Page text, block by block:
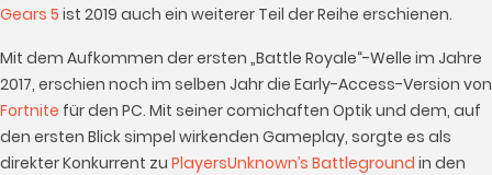
Gears 5 ist 2019 auch ein weiterer Teil der Reihe erschienen.
Mit dem Aufkommen der ersten „Battle Royale“-Welle im Jahre
2017, erschien noch im selben Jahr die Early-Access-Version von
Fortnite für den PC. Mit seiner comichaften Optik und dem, auf
den ersten Blick simpel wirkenden Gameplay, sorgte es als
direkter Konkurrent zu PlayersUnknown’s Battleground in den